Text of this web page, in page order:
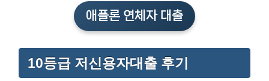
애플론 연체자 대출
10등급 저신용자대출 후기